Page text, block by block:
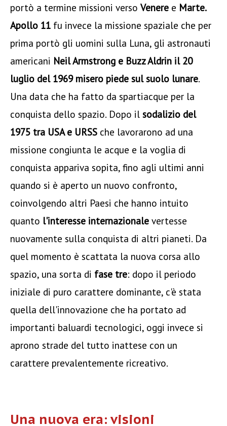
portò a termine missioni versoVenere e Marte.
Apollo 11 fu invece la missione spaziale che per
prima portò gli uomini sulla Luna, gli astronauti
americani Neil Armstrong e Buzz Aldrin il 20
luglio del 1969 misero piede sul suolo lunare.
Una data che ha fatto da spartiacque per la
conquista dello spazio. Dopo ilsodalizio del
1975 tra USA e URSS che lavorarono ad una
missione congiunta le acque e la voglia di
conquista appariva sopita, fino agli ultimi anni
quando si è aperto un nuovo confronto,
coinvolgendo altri Paesi che hanno intuito
quanto l'interesse internazionale vertesse
nuovamente sulla conquista di altri pianeti. Da
quel momento è scattata la nuova corsa allo
spazio, una sorta di fase tre: dopo il periodo
iniziale di puro carattere dominante, c'è stata
quella dell'innovazione che ha portato ad
importanti baluardi tecnologici, oggi invece si
aprono strade del tutto inattese con un
carattere prevalentemente ricreativo.
Una nuova era: visioni